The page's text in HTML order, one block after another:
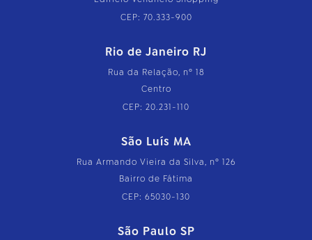
CEP: 70.333-900
Rio de Janeiro RJ
Rua da Relação, nº 18
Centro
CEP: 20.231-110
São Luís MA
Rua Armando Vieira da Silva, nº 126
Bairro de Fátima
CEP: 65030-130
São Paulo SP